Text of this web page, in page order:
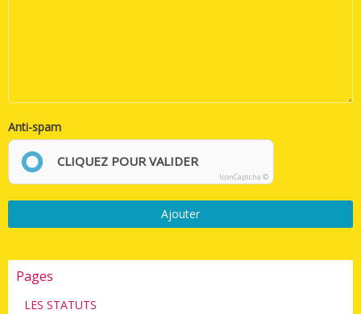
Anti-spam
CLIQUEZ POUR VALIDER
IconCaptcha ©
Ajouter
Pages
LES STATUTS